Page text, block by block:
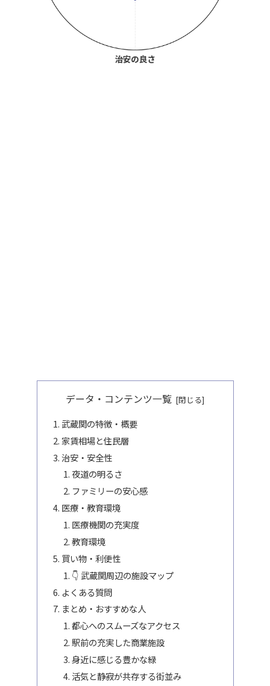
データ・コンテンツ一覧
武蔵関の特徴・概要
家賃相場と住民層
治安・安全性
夜道の明るさ
ファミリーの安心感
医療・教育環境
医療機関の充実度
教育環境
買い物・利便性
👇 武蔵関周辺の施設マップ
よくある質問
まとめ・おすすめな人
都心へのスムーズなアクセス
駅前の充実した商業施設
身近に感じる豊かな緑
活気と静寂が共存する街並み